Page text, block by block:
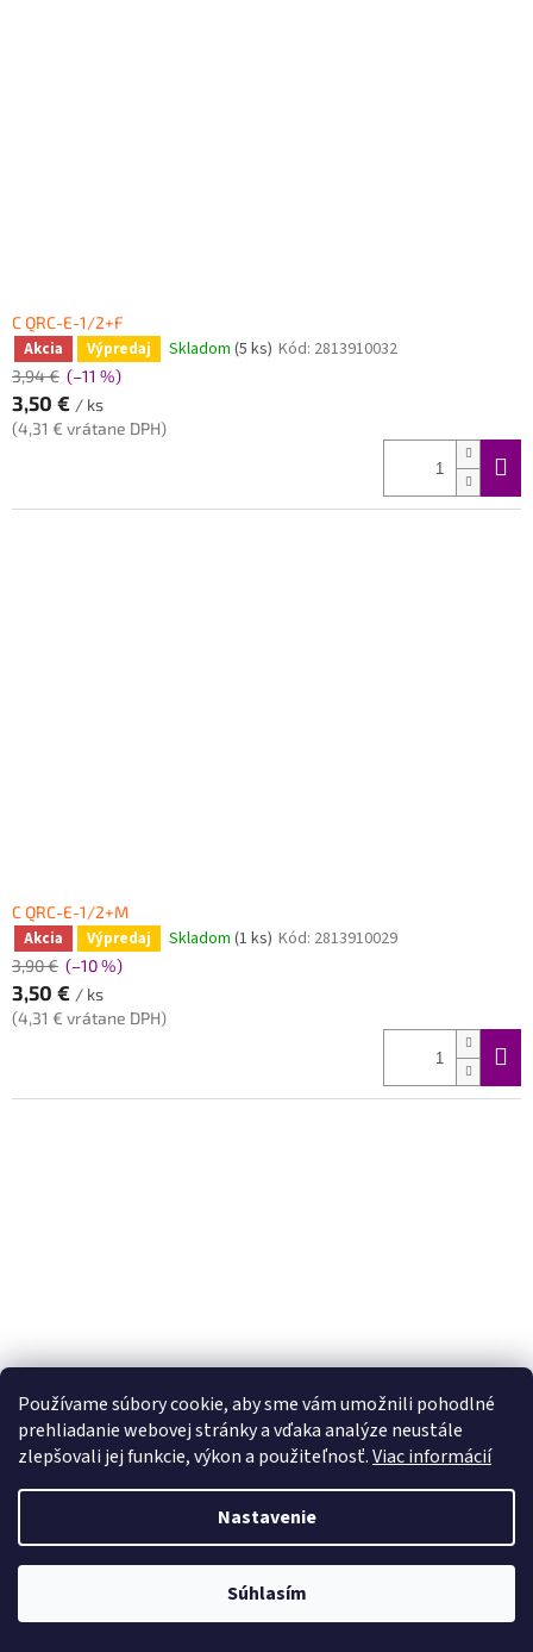
Používame súbory cookie, aby sme vám umožnili pohodlné
prehliadanie webovej stránky a vďaka analýze neustále
zlepšovali jej funkcie, výkon a použiteľnosť.Viac informácií
Nastavenie
Súhlasím
C QRC-E-1/2+F
Akcia Výpredaj Skladom (5 ks) Kód: 2813910032
3,94 € (–11 %)
3,50 € / ks
(4,31 € vrátane DPH)
C QRC-E-1/2+M
Akcia Výpredaj Skladom (1 ks) Kód: 2813910029
3,90 € (–10 %)
3,50 € / ks
(4,31 € vrátane DPH)
Skladom(4 ks) Kód:2813910030